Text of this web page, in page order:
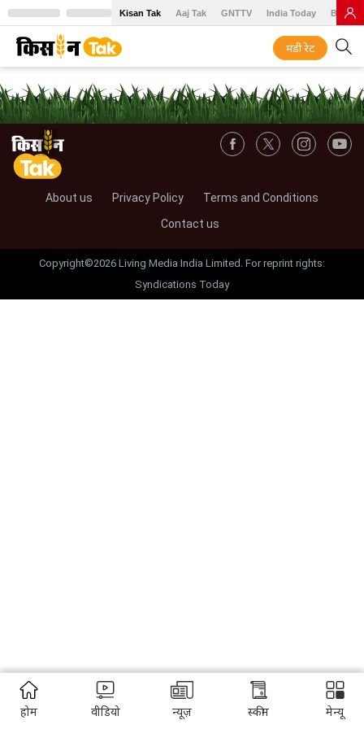
Kisan Tak Aaj Tak GNTTV India Today BT
मंडी रेट
About us Privacy Policy
Terms and Conditions
Contact us
Copyright©2026 Living Media India Limited. For reprint rights:
Syndications Today
होम वीडियो न्यूज़ स्कीम मेन्यू